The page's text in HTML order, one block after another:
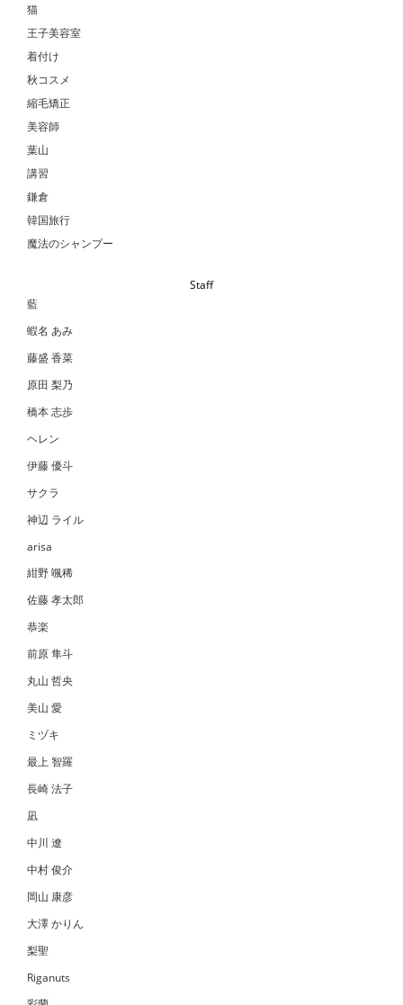
猫
王子美容室
着付け
秋コスメ
縮毛矯正
美容師
葉山
講習
鎌倉
韓国旅行
魔法のシャンプー
Staff
藍
蝦名 あみ
藤盛 香菜
原田 梨乃
橋本 志歩
ヘレン
伊藤 優斗
サクラ
神辺 ライル
arisa
紺野 颯稀
佐藤 孝太郎
恭楽
前原 隼斗
丸山 哲央
美山 愛
ミヅキ
最上 智羅
長崎 法子
凪
中川 遼
中村 俊介
岡山 康彦
大澤 かりん
梨聖
Riganuts